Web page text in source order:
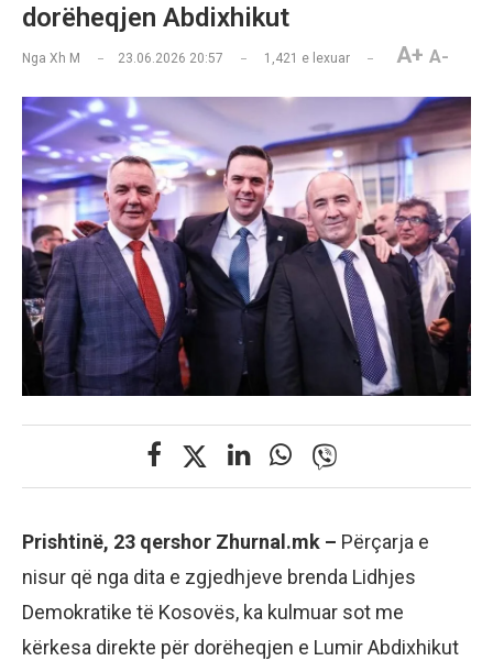
dorëheqjen Abdixhikut
Nga Xh M 23.06.2026 20:57 1,421 e lexuar A+ A-
Prishtinë, 23 qershor Zhurnal.mk – Përçarja e
nisur që nga dita e zgjedhjeve brenda Lidhjes
Demokratike të Kosovës, ka kulmuar sot me
kërkesa direkte për dorëheqjen e Lumir Abdixhikut